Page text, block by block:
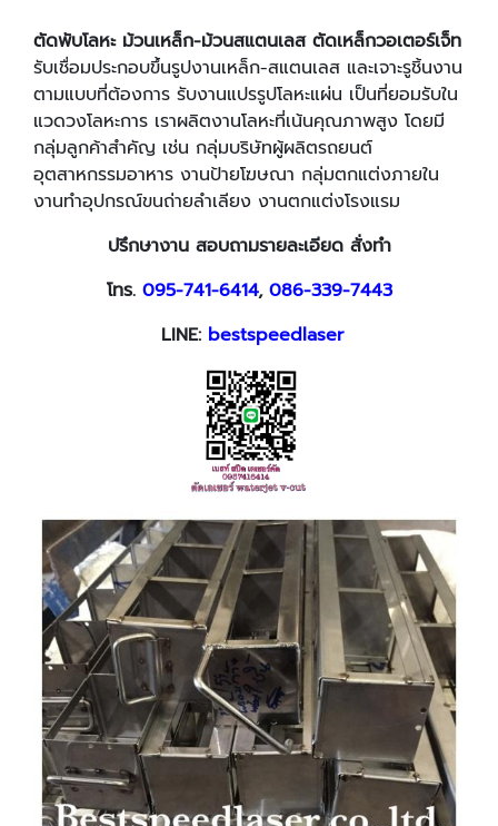
ตัดพับโลหะ ม้วนเหล็ก-ม้วนสแตนเลส ตัดเหล็กวอเตอร์เจ็ท
รับเชื่อมประกอบขึ้นรูปงานเหล็ก-สแตนเลส และเจาะรูชิ้นงาน
ตามแบบที่ต้องการ รับงานแปรรูปโลหะแผ่น เป็นที่ยอมรับใน
แวดวงโลหะการ เราผลิตงานโลหะที่เน้นคุณภาพสูง โดยมี
กลุ่มลูกค้าสำคัญ เช่น กลุ่มบริษัทผู้ผลิตรถยนต์
อุตสาหกรรมอาหาร งานป้ายโฆษณา กลุ่มตกแต่งภายใน
งานทำอุปกรณ์ขนถ่ายลำเลียง งานตกแต่งโรงแรม
ปรึกษางาน สอบถามรายละเอียด สั่งทำ
โทร. 095-741-6414, 086-339-7443
LINE: bestspeedlaser